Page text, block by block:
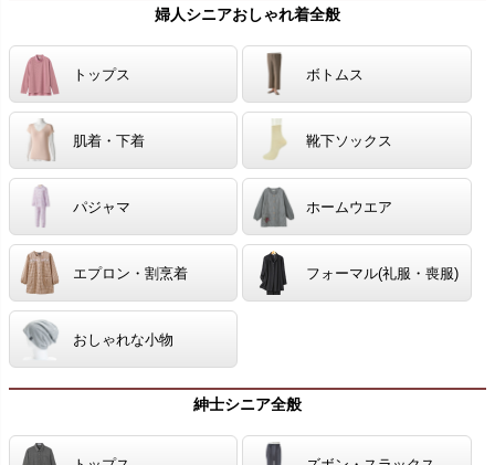
婦人シニアおしゃれ着全般
トップス ボトムス
肌着・下着 靴下ソックス
パジャマ ホームウエア
エプロン・割烹着 フォーマル(礼服・喪服)
おしゃれな小物
紳士シニア全般